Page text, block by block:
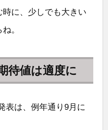
に、少しでも大きい
。
待値は適度に
表は、例年通り9月に